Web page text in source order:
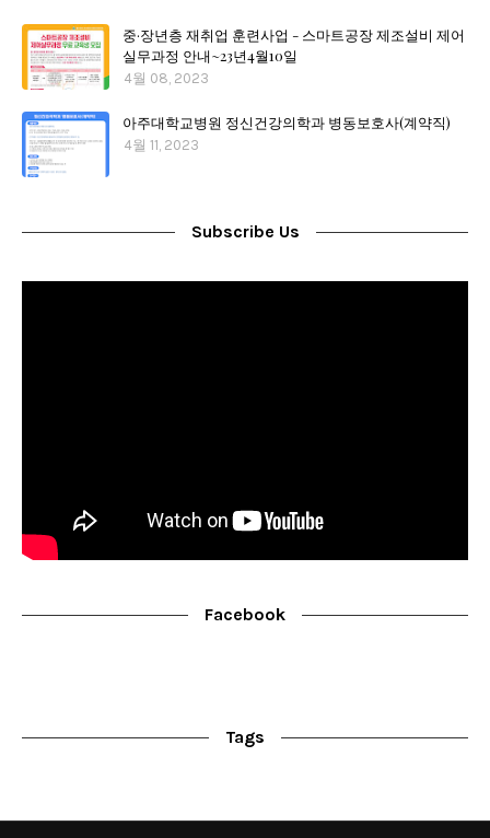
중·장년층 재취업 훈련사업 - 스마트공장 제조설비 제어
실무과정 안내~23년4월10일
4월 08, 2023
아주대학교병원 정신건강의학과 병동보호사(계약직)
4월 11, 2023
Subscribe Us
Facebook
Tags